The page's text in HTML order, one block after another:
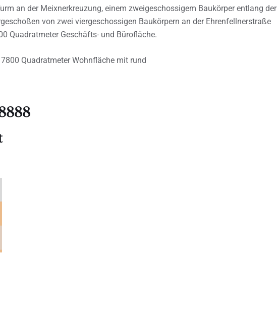
an der Meixnerkreuzung, einem zweigeschossigem Baukörper entlang der
von zwei viergeschossigen Baukörpern an der Ehrenfellnerstraße
Quadratmeter Geschäfts- und Bürofläche.
Quadratmeter Wohnfläche mit rund